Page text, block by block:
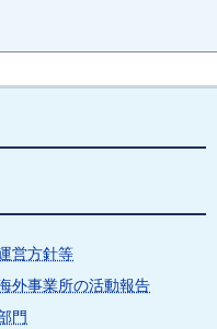
営方針等
外事業所の活動報告
門